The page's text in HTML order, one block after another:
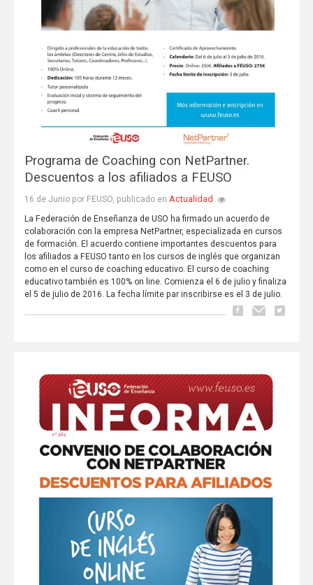
Programa de Coaching con NetPartner.
Descuentos a los afiliados a FEUSO
16 de Junio por FEUSO, publicado en Actualidad
La Federación de Enseñanza de USO ha firmado un acuerdo de
colaboración con la empresa NetPartner, especializada en cursos
de formación. El acuerdo contiene importantes descuentos para
los afiliados a FEUSO tanto en los cursos de inglés que organizan
como en el curso de coaching educativo. El curso de coaching
educativo también es 100% on line. Comienza el 6 de julio y finaliza
el 5 de julio de 2016. La fecha límite par inscribirse es el 3 de julio.